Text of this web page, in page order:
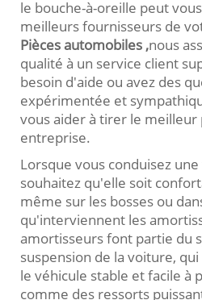
le bouche-à-oreille peut
meilleurs fournisseurs de
Pièces automobiles ,nous
qualité à un service client
besoin d'aide ou avez des
expérimentée et
vous aider à tirer le
entreprise.
Lorsque vous conduisez
souhaitez qu'elle soit
même sur les bosses ou
qu'interviennent les
amortisseurs font partie du
suspension de la voiture,
le véhicule stable et facile à
comme des ressorts